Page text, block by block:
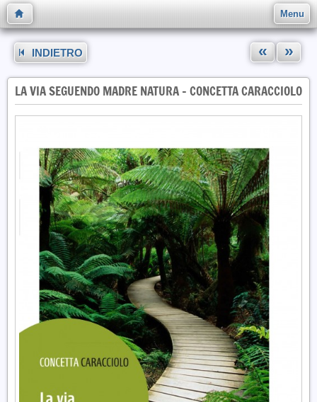
Menu
INDIETRO « »
LA VIA SEGUENDO MADRE NATURA - CONCETTA CARACCIOLO